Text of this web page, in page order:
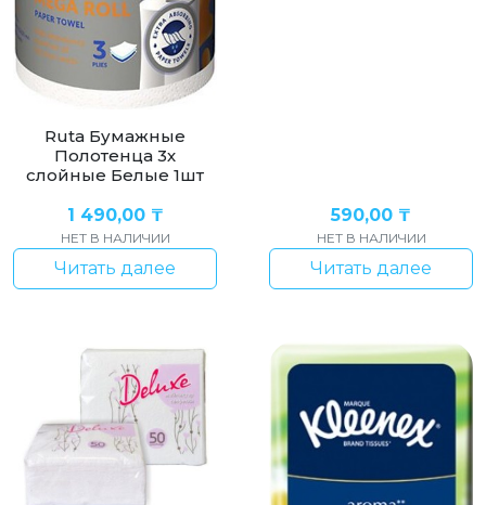
Ruta Бумажные
Полотенца 3х
слойные Белые 1шт
1 490,00 ₸
НЕТ В НАЛИЧИИ
Читать далее
590,00 ₸
НЕТ В НАЛИЧИИ
Читать далее